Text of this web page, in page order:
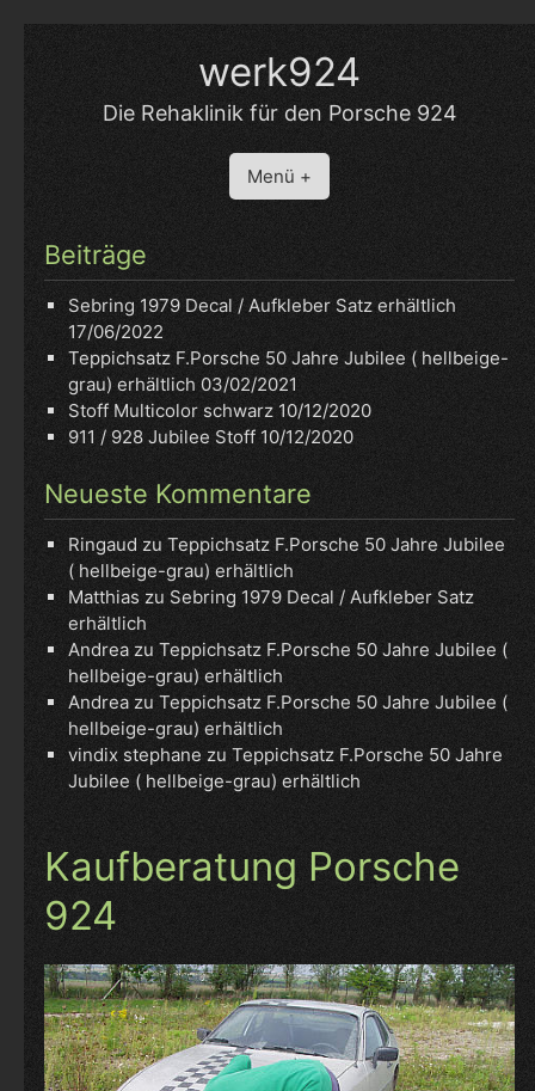
werk924
Die Rehaklinik für den Porsche 924
Menü +
Beiträge
Sebring 1979 Decal / Aufkleber Satz erhältlich
17/06/2022
Teppichsatz F.Porsche 50 Jahre Jubilee ( hellbeige-
grau) erhältlich 03/02/2021
Stoff Multicolor schwarz 10/12/2020
911 / 928 Jubilee Stoff 10/12/2020
Neueste Kommentare
Ringaud zuTeppichsatz F.Porsche 50 Jahre Jubilee
( hellbeige-grau) erhältlich
Matthias zu Sebring 1979 Decal / Aufkleber Satz
erhältlich
Andrea zuTeppichsatz F.Porsche 50 Jahre Jubilee (
hellbeige-grau) erhältlich
Andrea zuTeppichsatz F.Porsche 50 Jahre Jubilee (
hellbeige-grau) erhältlich
vindix stephane zuTeppichsatz F.Porsche 50 Jahre
Jubilee ( hellbeige-grau) erhältlich
Kaufberatung Porsche
924